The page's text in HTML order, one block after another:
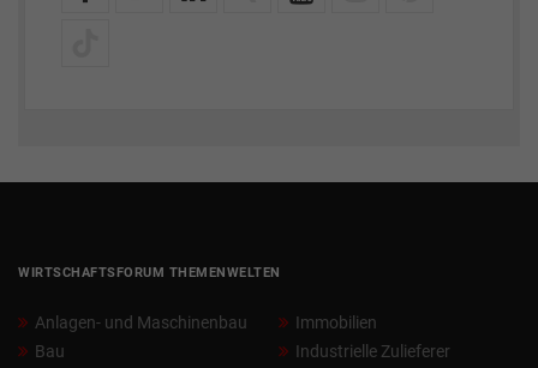
WIRTSCHAFTSFORUM THEMENWELTEN
Anlagen- und Maschinenbau
Bau
Immobilien
Industrielle Zulieferer